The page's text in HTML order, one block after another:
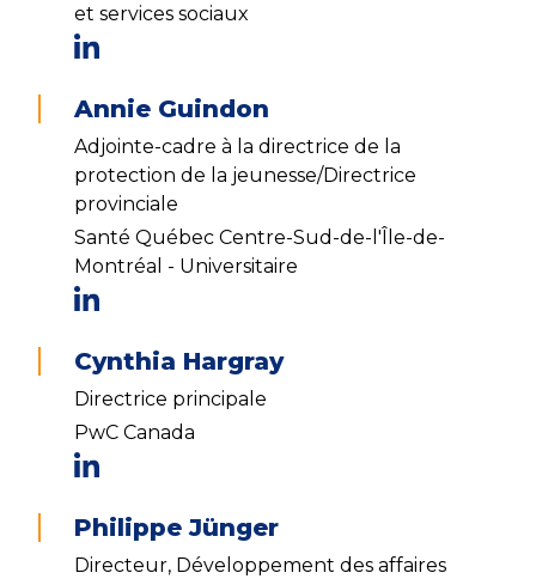
et services sociaux
Annie Guindon
Adjointe-cadre à la directrice de la
protection de la jeunesse/Directrice
provinciale
Santé Québec Centre-Sud-de-l'Île-de-
Montréal - Universitaire
Cynthia Hargray
Directrice principale
PwC Canada
Philippe Jünger
Directeur, Développement des affaires